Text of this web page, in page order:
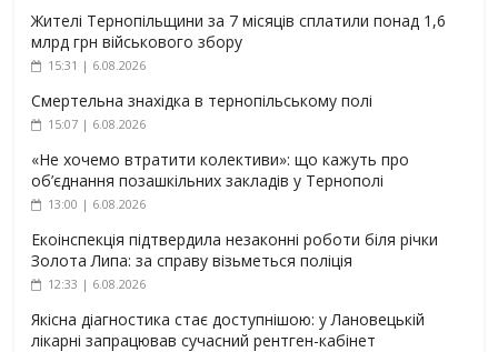
Жителі Тернопільщини за 7 місяців сплатили понад 1,6
млрд грн військового збору
15:31 | 6.08.2026
Смертельна знахідка в тернопільському полі
15:07 | 6.08.2026
«Не хочемо втратити колективи»: що кажуть про
об’єднання позашкільних закладів у Тернополі
13:00 | 6.08.2026
Екоінспекція підтвердила незаконні роботи біля річки
Золота Липа: за справу візьметься поліція
12:33 | 6.08.2026
Якісна діагностика стає доступнішою: у Лановецькій
лікарні запрацював сучасний рентген-кабінет